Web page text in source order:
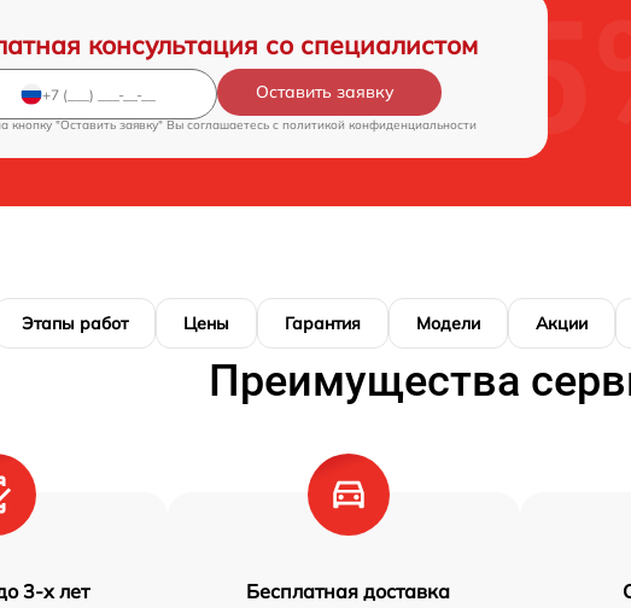
консультация со специалистом
Оставить заявку
кнопку "Оставить заявку" Вы соглашаетесь c политикой конфиденциальности
Этапы работ Цены Гарантия Модели Акции
Преимущества
3-х лет Бесплатная доставка